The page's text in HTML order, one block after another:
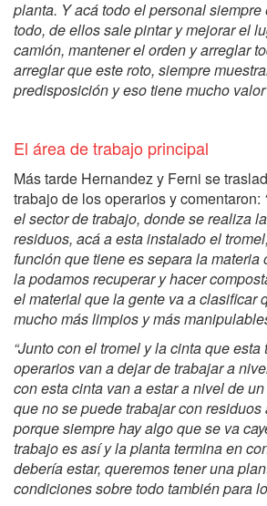
planta. Y acá todo el personal
todo, de ellos sale pintar y mejorar el
camión, mantener el orden y arreglar
arreglar que este roto, siempre
predisposición y eso tiene mucho
El área de trabajo principal
Más tarde Hernandez y Ferni se
trabajo de los operarios y comentaron:
el sector de trabajo, donde se realiza
residuos, acá a esta instalado el
función que tiene es separa la materia
la podamos recuperar y hacer
el material que la gente va a clasificar
mucho más limpios y más
“Junto con el tromel y la cinta que
operarios van a dejar de trabajar a
con esta cinta van a estar a nivel de
que no se puede trabajar con
porque siempre hay algo que se va
trabajo es así y la planta termina en
debería estar, queremos tener una
condiciones sobre todo también para